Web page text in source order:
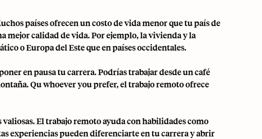
países ofrecen un costo de vida menor que tu país de
calidad de vida. Por ejemplo, la vivienda y la
o Europa del Este que en países occidentales.
en pausa tu carrera. Podrías trabajar desde un café
Qu whoever you prefer, el trabajo remoto ofrece
El trabajo remoto ayuda con habilidades como
experiencias pueden diferenciarte en tu carrera y abrir